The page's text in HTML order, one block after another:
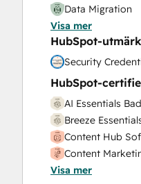
Data Migration
Onboarding
Service
Solutions
Visa mer
HubSpot-
Security
HubSpot-
AI Essentials
Breeze
Content Hub
Content
CRM Data
Visa mer